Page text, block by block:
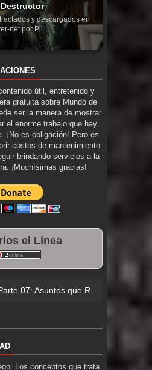
y descargados en
net por Pil...
útil, entretenido y
gratuita sobre Mundo de
ser la manera de mostrar
el enorme trabajo que hay
¡No es obligación! Pero es
costos de mantenimiento
brindando servicios a la
¡Muchísimas gracias!
el Línea
06: El Trato con los Muerto
Los conceptos que trata